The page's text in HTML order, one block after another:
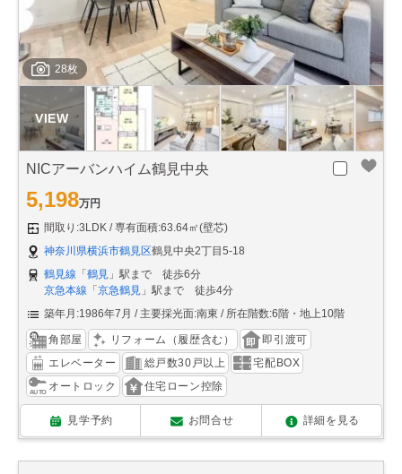
28枚
NICアーバンハイム鶴見中央
5,198万円
間取り:3LDK
専有面積:63.64㎡(壁芯)
神奈川県横浜市鶴見区鶴見中央2丁目5-18
鶴見線 「 鶴見 」駅まで 徒歩6分
京急本線 「 京急鶴見 」駅まで 徒歩4分
築年月:1986年7月
主要採光面:南東 所在階数:6階・地上10階
角部屋 リフォーム（履歴含む）
即引渡可
エレベーター
総戸数30戸以上
宅配BOX
オートロック
住宅ローン控除
見学予約 お問合せ 詳細を見る